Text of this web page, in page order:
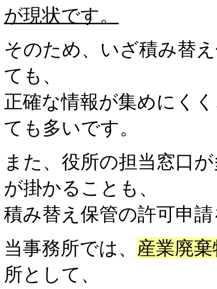
が現状です。
そのため、いざ積み替
ても、
正確な情報が集めにく
ても多いです。
また、役所の担当窓口
が掛かることも、
積み替え保管の許可申
当事務所では、 産業廃
所として、